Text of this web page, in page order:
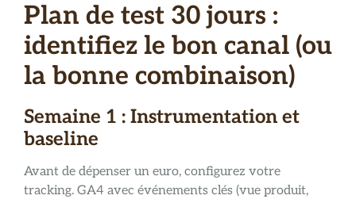
Plan de test 30 jours :
identifiez le bon canal (ou
la bonne combinaison)
Semaine 1 : Instrumentation et
baseline
Avant de dépenser un euro, configurez votre
tracking. GA4 avec événements clés (vue produit,